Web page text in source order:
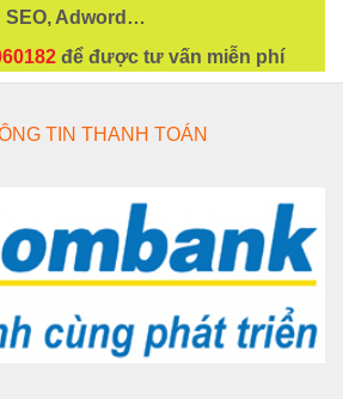
SEO, Adword…
để được tư vấn miễn phí
TIN THANH TOÁN